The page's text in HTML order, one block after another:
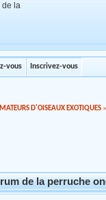
de la
vous Inscrivez-vous
D'OISEAUX EXOTIQUES
de la perruche